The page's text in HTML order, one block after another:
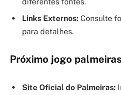
Links Externos: Consulte
para detalhes.
Próximo jogo palmeiras
Site Oficial do Palmeiras: